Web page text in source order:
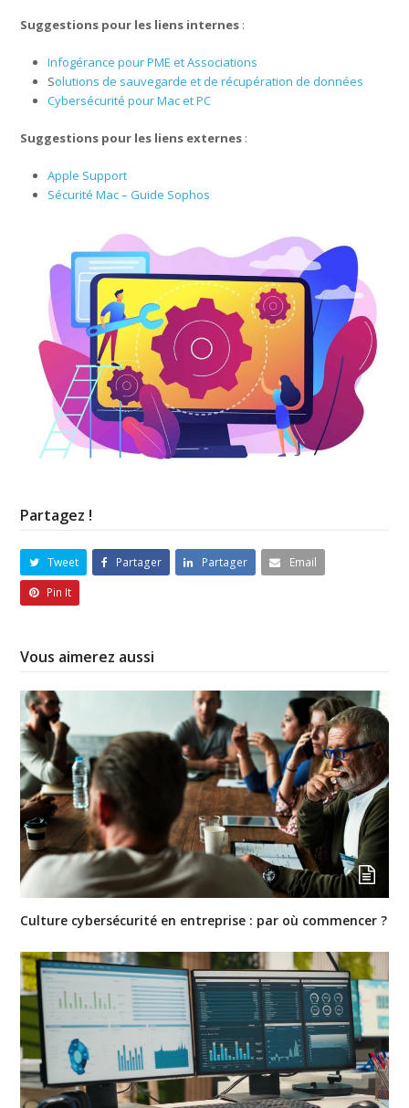
Suggestions pour les liens internes :
Infogérance pour PME et Associations
Solutions de sauvegarde et de récupération de données
Cybersécurité pour Mac et PC
Suggestions pour les liens externes :
Apple Support
Sécurité Mac – Guide Sophos
Partagez !
Tweet Partager Partager
Email
Pin It
Vous aimerez aussi
Culture cybersécurité en entreprise : par où commencer ?